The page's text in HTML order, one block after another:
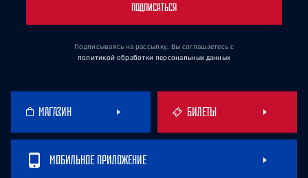
ПОДПИСАТЬСЯ
Подписываясь на рассылку, Вы соглашаетесь с
политикой обработки персональных данных
МАГАЗИН БИЛЕТЫ
МОБИЛЬНОЕ ПРИЛОЖЕНИЕ